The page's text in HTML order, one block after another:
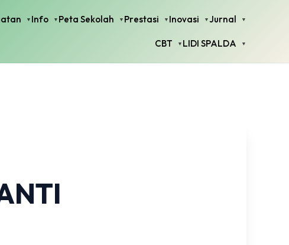
Info Peta Sekolah Prestasi Inovasi Jurnal
CBT LIDI SPALDA